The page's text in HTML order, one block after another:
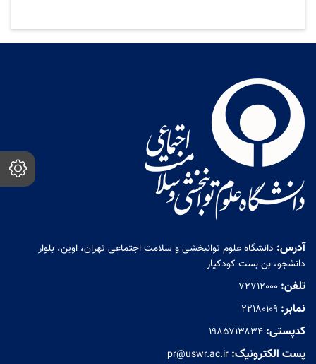
آدرس: دانشگاه علوم توانبخشی و سلامت اجتماعی تهران، اوین، بلوار
دانشجو، بن بست کودکیار
تلفن: 72712000
نمابر: ۲۲۱۸۰۱۰۹
کدپستی: ۱۹۸۵۷۱۳۸۳۴
پست الکترونیک: pr@uswr.ac.ir